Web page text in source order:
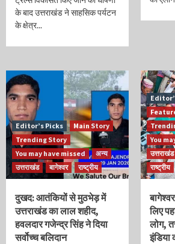
के बाद उत्तराखंड ने साहसिक पर्यटन
के क्षेत्र...
Editor’s Picks
Main Story
Trending Story
You may have missed
अन्य
उत्तराखंड
बागेश्वर राष्ट्रीय
दुखद: आतंकियों से मुठभेड़ में
उत्तराखंड का लाल शहीद,
हवलदार गजेन्द्र सिंह ने दिया
सर्वोच्च बलिदान
You
उत्तराखंड
राष्ट्रीय
लिए
लोग,
इंडिया